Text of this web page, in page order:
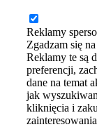
Reklamy
Zgadzam się
Reklamy te są
preferencji,
dane na temat
jak
kliknięcia i